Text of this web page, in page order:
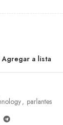
Agregar a lista
, parlantes